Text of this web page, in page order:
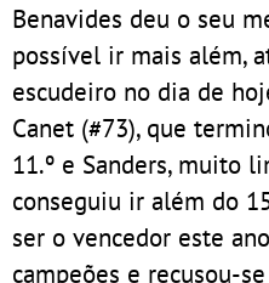
Benavides deu o seu
possível ir mais além,
escudeiro no dia de
Canet (#73), que
11.º e Sanders, muito
conseguiu ir além do
ser o vencedor este
campeões e recusou-